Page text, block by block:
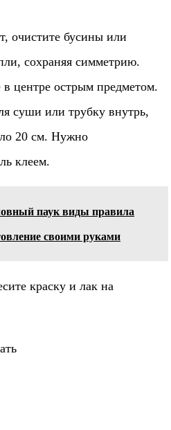
очистите бусины или
сохраняя симметрию.
в центре острым предметом.
суши или трубку внутрь,
20 см. Нужно
клеем.
паук виды правила
своими руками
краску и лак на